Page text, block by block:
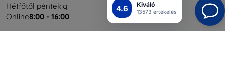
4.6 Kiváló
13573 értékelés
Hétfőtől péntekig:
Online8:00 - 16:00